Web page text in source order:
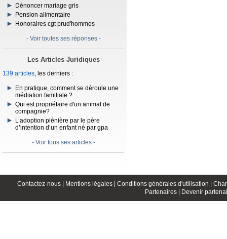
Dénoncer mariage gris
Pension alimentaire
Honoraires cgt prud'hommes
- Voir toutes ses réponses -
Les Articles Juridiques
139 articles, les derniers :
En pratique, comment se déroule une
médiation familiale ?
Qui est propriétaire d'un animal de
compagnie?
L’adoption plénière par le père
d’intention d’un enfant né par gpa
- Voir tous ses articles -
Contactez-nous | Mentions légales | Conditions générales d'utilisation |
Partenaires |
Devenir